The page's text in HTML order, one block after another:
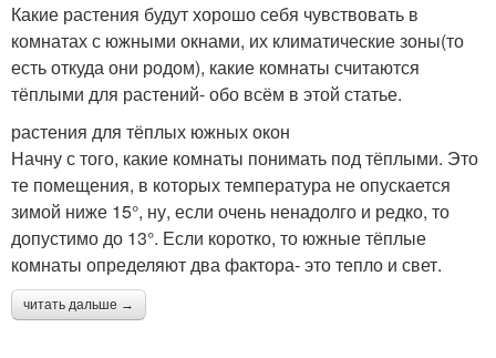
Какие растения будут хорошо себя чувствовать в
комнатах с южными окнами, их климатические зоны(то
есть откуда они родом), какие комнаты считаются
тёплыми для растений- обо всём в этой статье.
растения для тёплых южных окон
Начну с того, какие комнаты понимать под тёплыми. Это
те помещения, в которых температура не опускается
зимой ниже 15°, ну, если очень ненадолго и редко, то
допустимо до 13°. Если коротко, то южные тёплые
комнаты определяют два фактора- это тепло и свет.
читать дальше →